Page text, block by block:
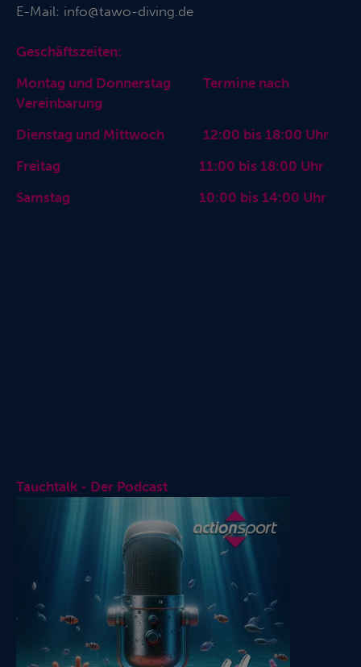
E-Mail: info@tawo-diving.de
Geschäftszeiten:
Montag und Donnerstag Termine nach
Vereinbarung
Dienstag und Mittwoch 12:00 bis 18:00 Uhr
Freitag 11:00 bis 18:00 Uhr
Samstag 10:00 bis 14:00 Uhr
Tauchtalk - Der Podcast